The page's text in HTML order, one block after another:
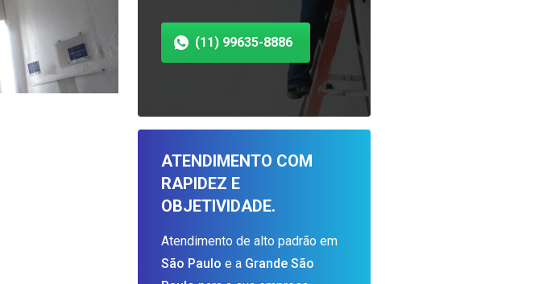
(11) 99635-8886
ATENDIMENTO COM
RAPIDEZ E
OBJETIVIDADE.
Atendimento de alto padrão em
São Paulo e a Grande São